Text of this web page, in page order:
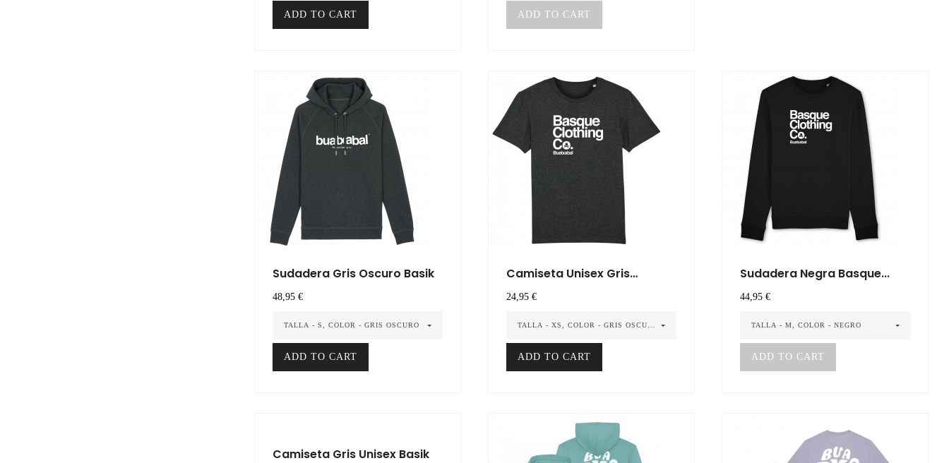
ADD TO CART ADD TO CART
Sudadera Gris Oscuro Basik
Precio
48,95 €
TALLA - S, COLOR - GRIS OSCURO
ADD TO CART
Camiseta Unisex Gris
Oscura...
Precio
24,95 €
TALLA - XS, COLOR - GRIS OSCURO
ADD TO CART
Sudadera Negra Basque...
Precio
44,95 €
TALLA - M, COLOR - NEGRO
ADD TO CART
Camiseta Gris Unisex Basik